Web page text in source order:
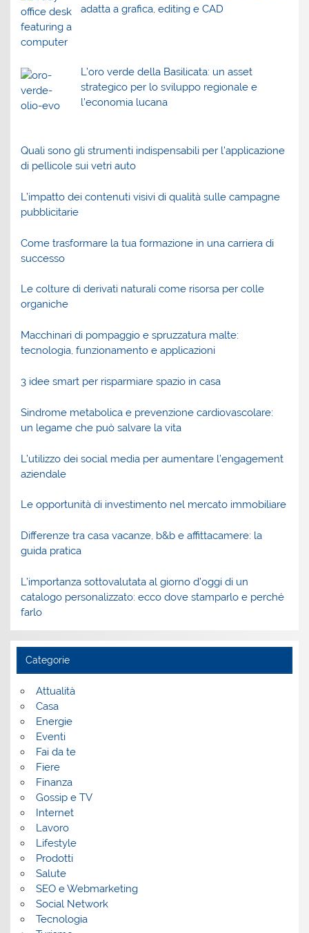
adatta a grafica, editing e CAD
L’oro verde della Basilicata: un asset
strategico per lo sviluppo regionale e
l’economia lucana
Quali sono gli strumenti indispensabili per l’applicazione
di pellicole sui vetri auto
L’impatto dei contenuti visivi di qualità sulle campagne
pubblicitarie
Come trasformare la tua formazione in una carriera di
successo
Le colture di derivati naturali come risorsa per colle
organiche
Macchinari di pompaggio e spruzzatura malte:
tecnologia, funzionamento e applicazioni
3 idee smart per risparmiare spazio in casa
Sindrome metabolica e prevenzione cardiovascolare:
un legame che può salvare la vita
L’utilizzo dei social media per aumentare l’engagement
aziendale
Le opportunità di investimento nel mercato immobiliare
Differenze tra casa vacanze, b&b e affittacamere: la
guida pratica
L’importanza sottovalutata al giorno d’oggi di un
catalogo personalizzato: ecco dove stamparlo e perché
farlo
Categorie
Attualità
Casa
Energie
Eventi
Fai da te
Fiere
Finanza
Gossip e TV
Internet
Lavoro
Lifestyle
Prodotti
Salute
SEO e Webmarketing
Social Network
Tecnologia